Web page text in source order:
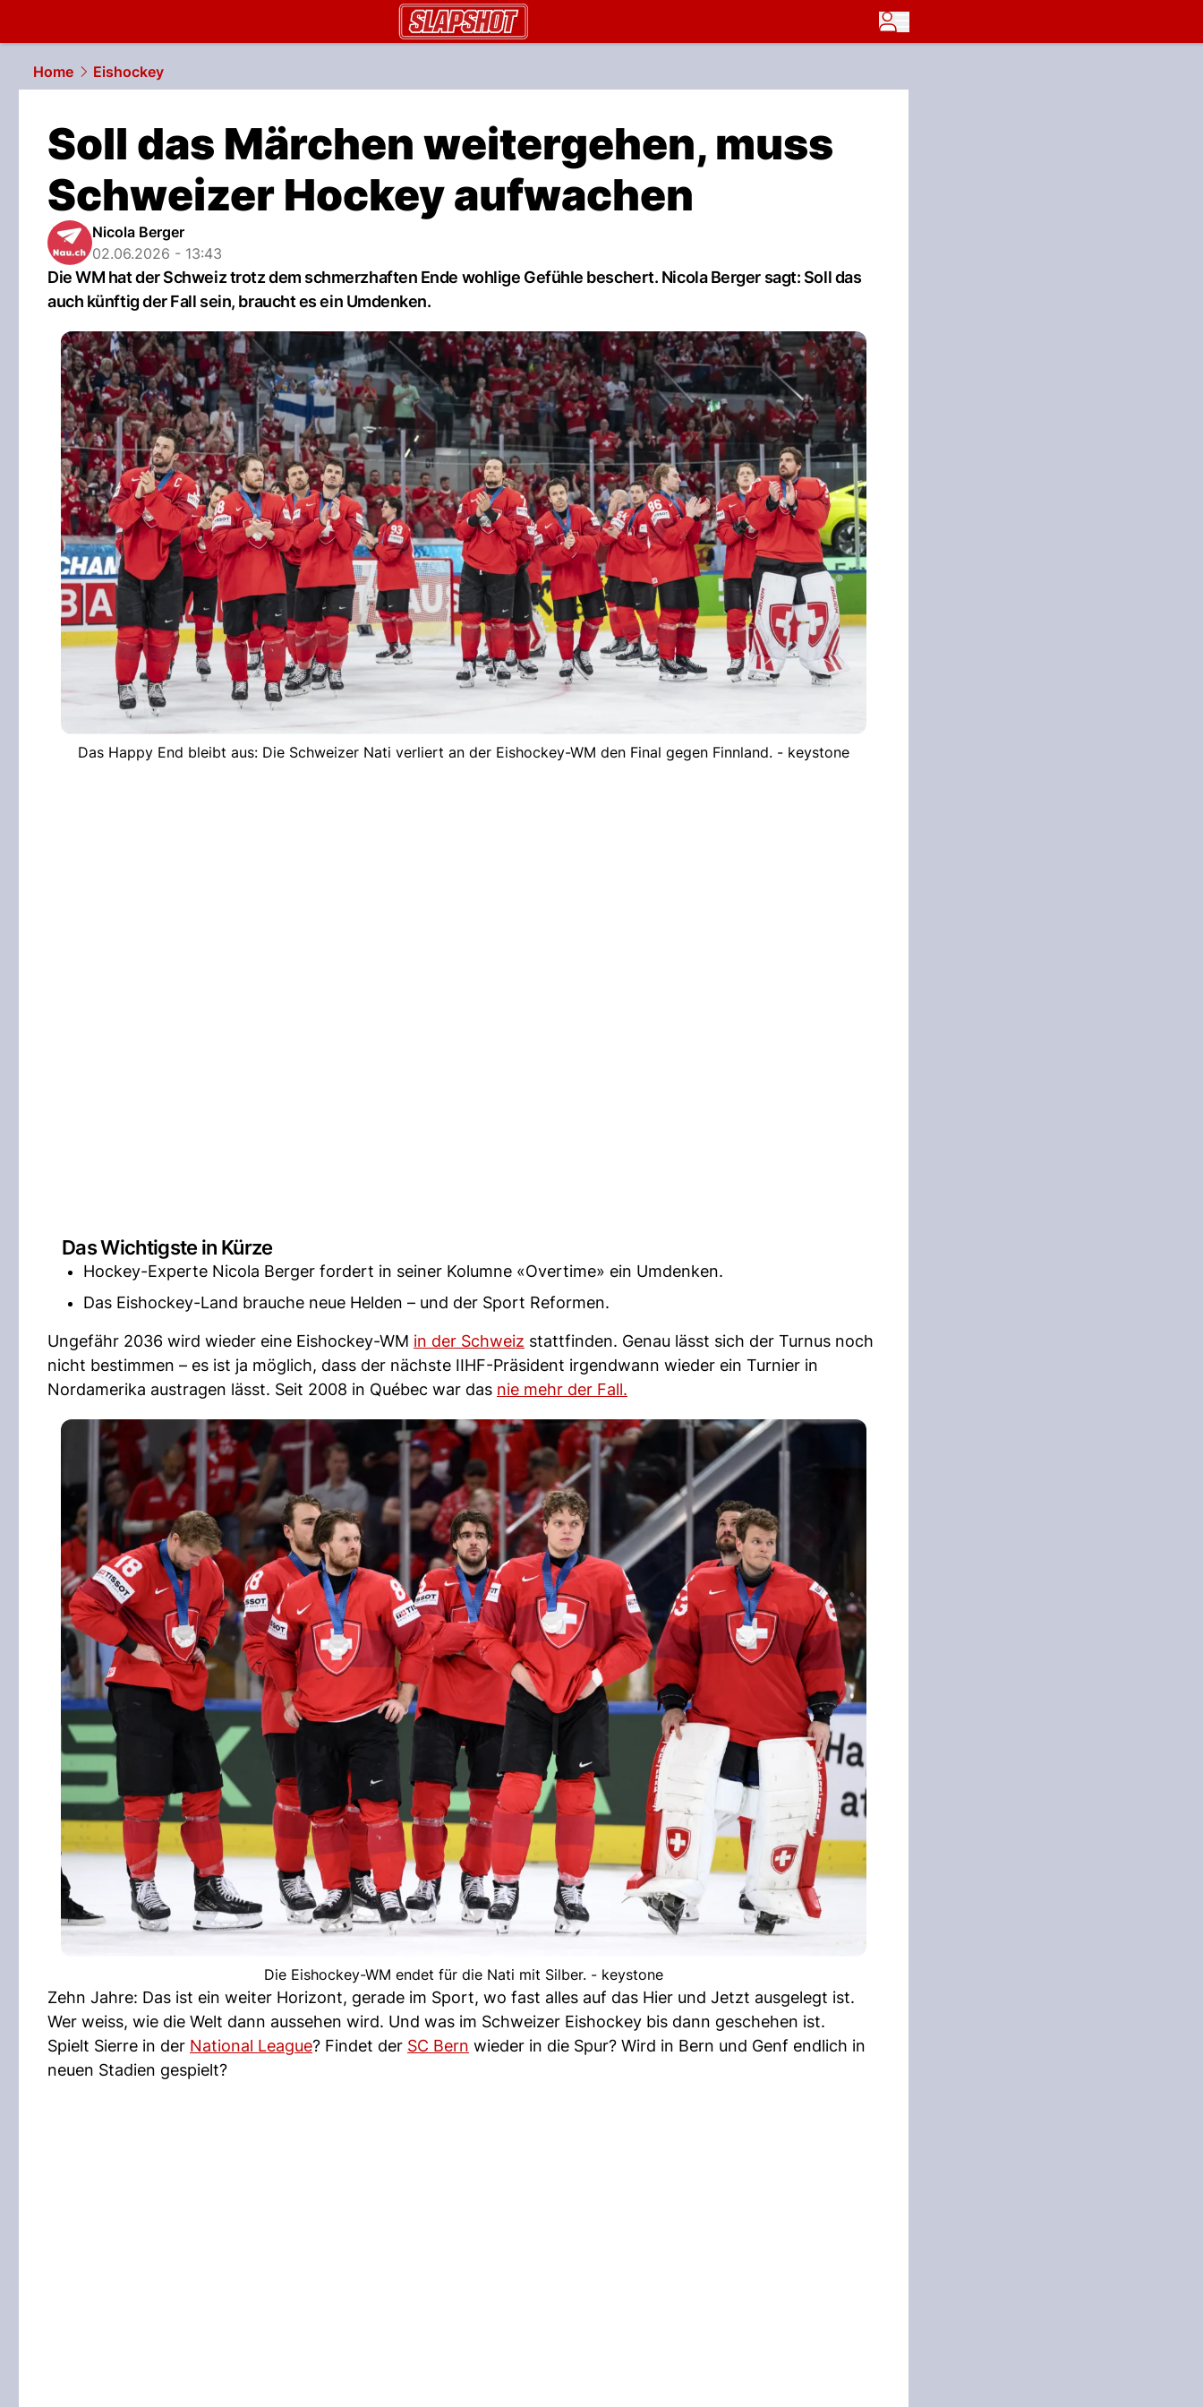
slapshot.NAU.ch
Home
Eishockey
Soll das Märchen weitergehen, muss
Schweizer Hockey aufwachen
Nicola Berger
02.06.2026 - 13:43
Die WM hat der Schweiz trotz dem schmerzhaften Ende wohlige Gefühle beschert. Nicola Berger sagt: Soll das
auch künftig der Fall sein, braucht es ein Umdenken.
Das Happy End bleibt aus: Die Schweizer Nati verliert an der Eishockey-WM den Final gegen Finnland. - keystone
Das Wichtigste in Kürze
Hockey-Experte Nicola Berger fordert in seiner Kolumne «Overtime» ein Umdenken.
Das Eishockey-Land brauche neue Helden – und der Sport Reformen.
Ungefähr 2036 wird wieder eine Eishockey-WM in der Schweiz stattfinden. Genau lässt sich der Turnus noch
nicht bestimmen – es ist ja möglich, dass der nächste IIHF-Präsident irgendwann wieder ein Turnier in
Nordamerika austragen lässt. Seit 2008 in Québec war das nie mehr der Fall.
Die Eishockey-WM endet für die Nati mit Silber. - keystone
Zehn Jahre: Das ist ein weiter Horizont, gerade im Sport, wo fast alles auf das Hier und Jetzt ausgelegt ist.
Wer weiss, wie die Welt dann aussehen wird. Und was im Schweizer Eishockey bis dann geschehen ist.
Spielt Sierre in der National League? Findet der SC Bern wieder in die Spur? Wird in Bern und Genf endlich in
neuen Stadien gespielt?